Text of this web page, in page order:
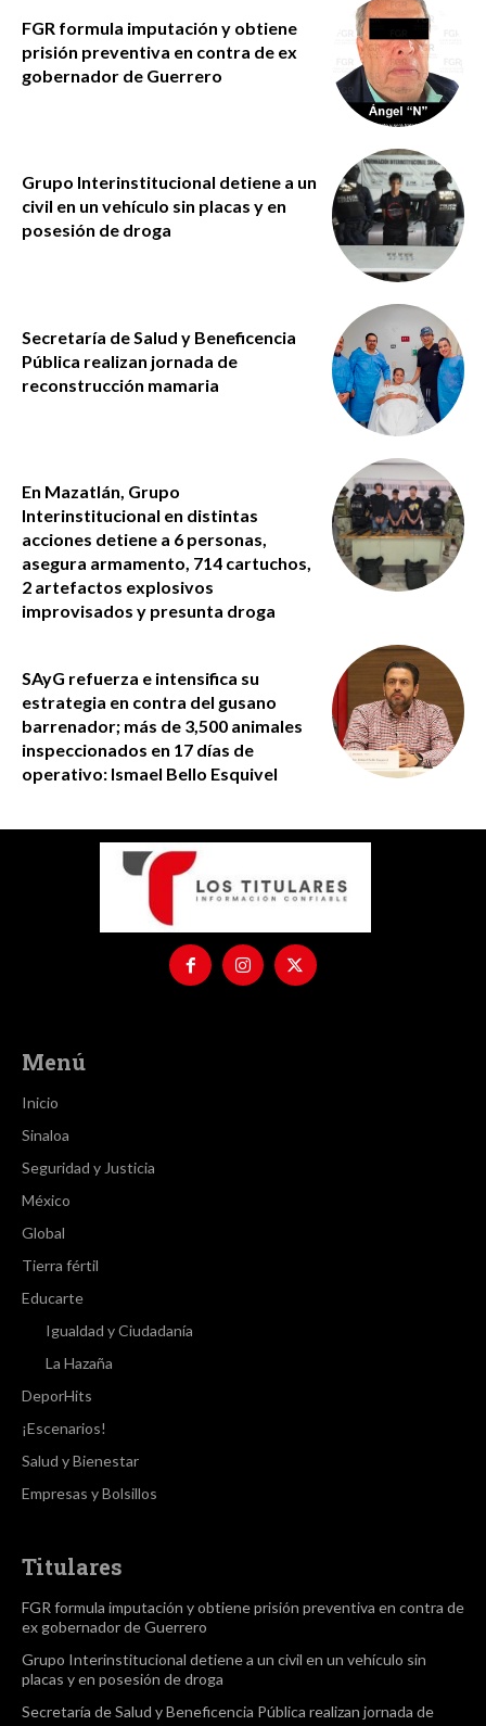
FGR formula imputación y obtiene
prisión preventiva en contra de ex
gobernador de Guerrero
Grupo Interinstitucional detiene a un
civil en un vehículo sin placas y en
posesión de droga
Secretaría de Salud y Beneficencia
Pública realizan jornada de
reconstrucción mamaria
En Mazatlán, Grupo
Interinstitucional en distintas
acciones detiene a 6 personas,
asegura armamento, 714 cartuchos,
2 artefactos explosivos
improvisados y presunta droga
SAyG refuerza e intensifica su
estrategia en contra del gusano
barrenador; más de 3,500 animales
inspeccionados en 17 días de
operativo: Ismael Bello Esquivel
Menú
Inicio
Sinaloa
Seguridad y Justicia
México
Global
Tierra fértil
Educarte
Igualdad y Ciudadanía
La Hazaña
DeporHits
¡Escenarios!
Salud y Bienestar
Empresas y Bolsillos
Titulares
FGR formula imputación y obtiene prisión preventiva en contra de
ex gobernador de Guerrero
Grupo Interinstitucional detiene a un civil en un vehículo sin
placas y en posesión de droga
Secretaría de Salud y Beneficencia Pública realizan jornada de